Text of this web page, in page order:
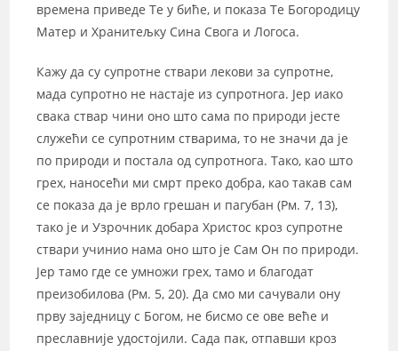
времена приведе Те у биће, и показа Те Богородицу
Матер и Хранитељку Сина Свога и Логоса.
Кажу да су супротне ствари лекови за супротне,
мада супротно не настаје из супротнога. Јер иако
свака ствар чини оно што сама по природи јесте
служећи се супротним стварима, то не значи да је
по природи и постала од супротнога. Тако, као што
грех, наносећи ми смрт преко добра, као такав сам
се показа да је врло грешан и пагубан (Рм. 7, 13),
тако је и Узрочник добара Христос кроз супротне
ствари учинио нама оно што је Сам Он по природи.
Јер тамо где се умножи грех, тамо и благодат
преизобилова (Рм. 5, 20). Да смо ми сачували ону
прву заједницу с Богом, не бисмо се ове веће и
преславније удостојили. Сада пак, отпавши кроз